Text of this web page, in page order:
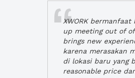
XWORK
up meeting out of
brings new
karena merasakan
di lokasi baru yang
reasonable price